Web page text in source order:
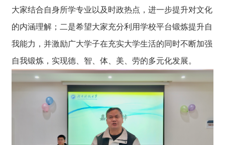
大家结合自身所学专业以及时政热点，进一步提升对文化
的内涵理解；二是希望大家充分利用学校平台锻炼提升自
我能力，并激励广大学子在充实大学生活的同时不断加强
自我锻炼，实现德、智、体、美、劳的多元化发展。